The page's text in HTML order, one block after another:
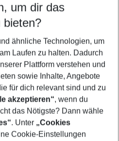
Jandia für 2026
um dir das
bieten?
ähnliche Technologien, um
Laufen zu halten. Dadurch
Plattform verstehen und
sowie Inhalte, Angebote
für dich relevant sind und zu
akzeptieren“, wenn du
das Nötigste? Dann wähle
. Unter „Cookies
Cookie-Einstellungen